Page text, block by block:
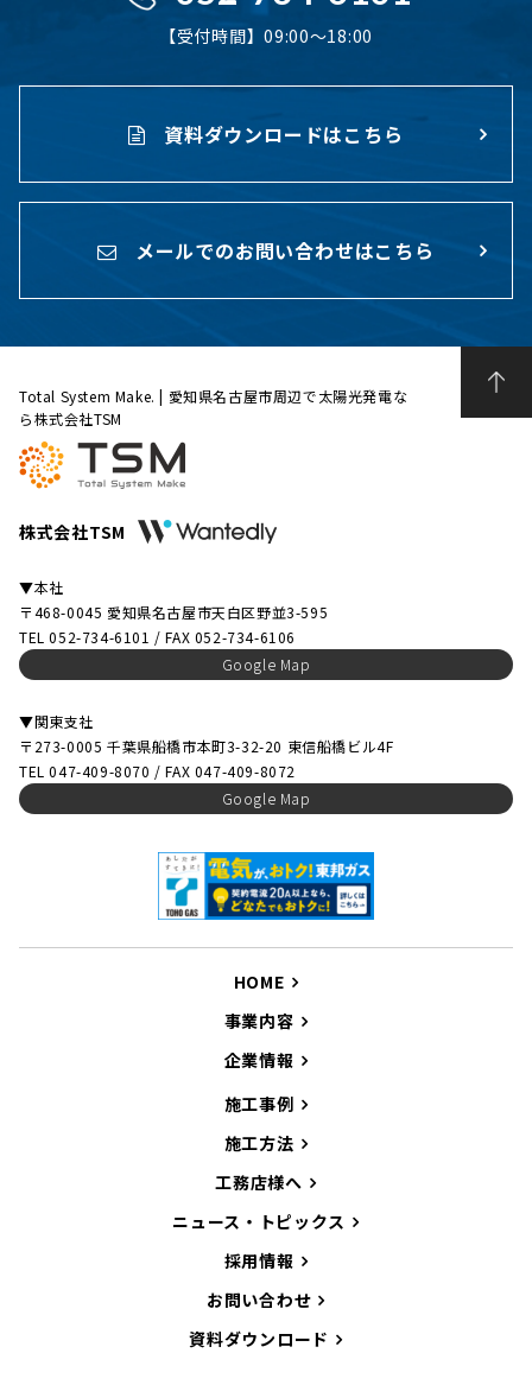
【受付時間】09:00〜18:00
資料ダウンロードはこちら
メールでのお問い合わせはこちら
Total System Make. | 愛知県名古屋市周辺で太陽光発電な
ら株式会社TSM
株式会社TSM
▼本社
〒468-0045 愛知県名古屋市天白区野並3-595
TEL 052-734-6101 / FAX 052-734-6106
Google Map
▼関東支社
〒273-0005 千葉県船橋市本町3-32-20 東信船橋ビル4F
TEL 047-409-8070 / FAX 047-409-8072
Google Map
HOME
事業内容
企業情報
施工事例
施工方法
工務店様へ
ニュース・トピックス
採用情報
お問い合わせ
資料ダウンロード